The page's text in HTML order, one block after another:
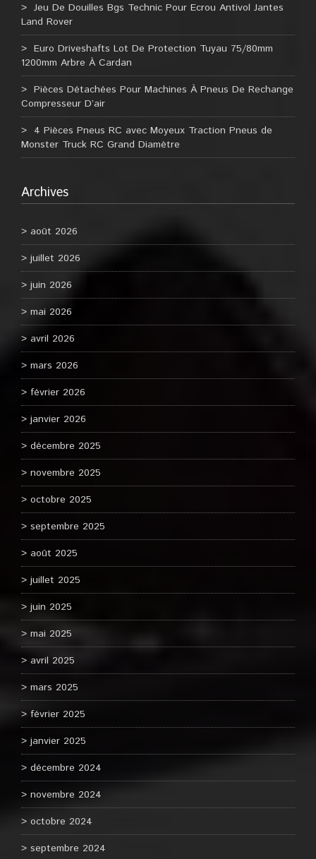
Jeu De Douilles Bgs Technic Pour Ecrou Antivol Jantes
Land Rover
Euro Driveshafts Lot De Protection Tuyau 75/80mm
1200mm Arbre À Cardan
Pièces Détachées Pour Machines À Pneus De Rechange
Compresseur D’air
4 Pièces Pneus RC avec Moyeux Traction Pneus de
Monster Truck RC Grand Diamètre
Archives
août 2026
juillet 2026
juin 2026
mai 2026
avril 2026
mars 2026
février 2026
janvier 2026
décembre 2025
novembre 2025
octobre 2025
septembre 2025
août 2025
juillet 2025
juin 2025
mai 2025
avril 2025
mars 2025
février 2025
janvier 2025
décembre 2024
novembre 2024
octobre 2024
septembre 2024